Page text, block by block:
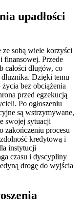
upadłości
ze sobą wiele korzyści
finansowej. Przede
długów, co
Dzięki temu
życia bez obciążenia
przed egzekucją
Po ogłoszeniu
są wstrzymywane,
swojej sytuacji
zakończeniu procesu
kredytową i
instytucji
czasu i dyscypliny
drogę do wyjścia